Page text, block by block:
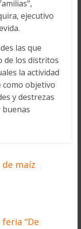
ejecutivo
las que
de los distritos
la actividad
como objetivo
y destrezas
buenas
maíz
“De